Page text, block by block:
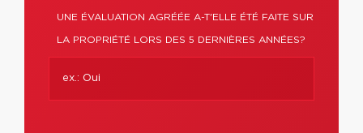
UNE ÉVALUATION AGRÉÉE A-T'ELLE ÉTÉ FAITE SUR
LA PROPRIÉTÉ LORS DES 5 DERNIÈRES ANNÉES?